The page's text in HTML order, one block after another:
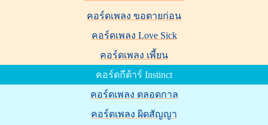
คอร์ดเพลง ขอตายก่อน
คอร์ดเพลง Love Sick
คอร์ดเพลง เพี้ยน
คอร์ดกีต้าร์ Instinct
คอร์ดเพลง ตลอดกาล
คอร์ดเพลง ผิดสัญญา